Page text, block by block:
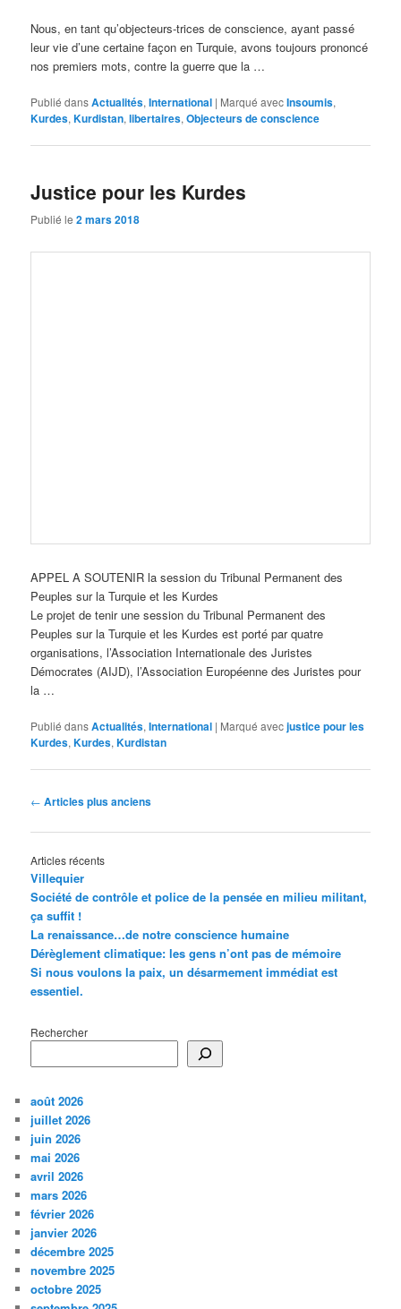
Nous, en tant qu’objecteurs-trices de conscience, ayant passé
leur vie d’une certaine façon en Turquie, avons toujours prononcé
nos premiers mots, contre la guerre que la …
Publié dansActualités,International | Marqué avecInsoumis,
Kurdes,Kurdistan,libertaires,Objecteurs de conscience
Justice pour les Kurdes
Publié le2 mars 2018
APPEL A SOUTENIR la session du Tribunal Permanent des
Peuples sur la Turquie et les Kurdes
Le projet de tenir une session du Tribunal Permanent des
Peuples sur la Turquie et les Kurdes est porté par quatre
organisations, l’Association Internationale des Juristes
Démocrates (AIJD), l’Association Européenne des Juristes pour
la …
Publié dansActualités,International | Marqué avecjustice pour les
Kurdes,Kurdes,Kurdistan
Navigation
articles
← Articles plus anciens
Articles récents
Villequier
Société de contrôle et police de la pensée en milieu militant,
ça suffit !
La renaissance…de notre conscience humaine
Dérèglement climatique: les gens n’ont pas de mémoire
Si nous voulons la paix, un désarmement immédiat est
essentiel.
Rechercher
août 2026
juillet 2026
juin 2026
mai 2026
avril 2026
mars 2026
février 2026
janvier 2026
décembre 2025
novembre 2025
octobre 2025